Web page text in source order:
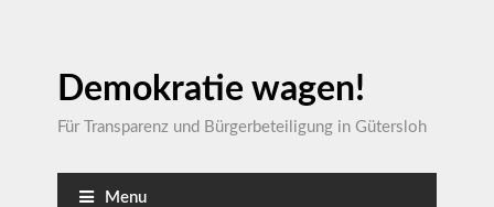
Demokratie wagen!
Für Transparenz und Bürgerbeteiligung in Gütersloh
Menu